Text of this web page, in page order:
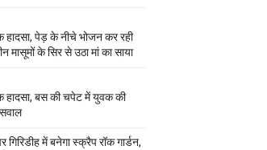
हादसा, पेड़ के नीचे भोजन कर रही
मासूमों के सिर से उठा मां का साया
हादसा, बस की चपेट में युवक की
में बनेगा स्क्रैप रॉक गार्डन,